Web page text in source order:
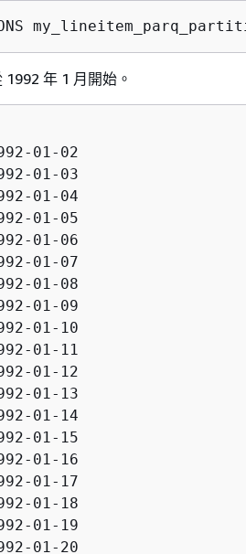
年 1 月開始。
01-02
01-03
01-04
01-05
01-06
01-07
01-08
01-09
01-10
01-11
01-12
01-13
01-14
01-15
01-16
01-17
01-18
01-19
01-20